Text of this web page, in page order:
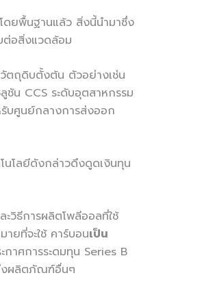
ดยพื้นฐานแล้ว สิ่งนี้นำมาซึ่ง
ต่อสิ่งแวดล้อม
ตถุดิบตั้งต้น ตัวอย่างเช่น
น CCS ระดับอุตสาหกรรม
บศูนย์กลางการส่งออก
โลยีดังกล่าวดึงดูดเงินทุน
วิธีการผลิตโพลีออลที่ใช้
ยที่จะใช้ คาร์บอนเป็น
าศการระดมทุน Series B
งผลิตภัณฑ์อื่นๆ